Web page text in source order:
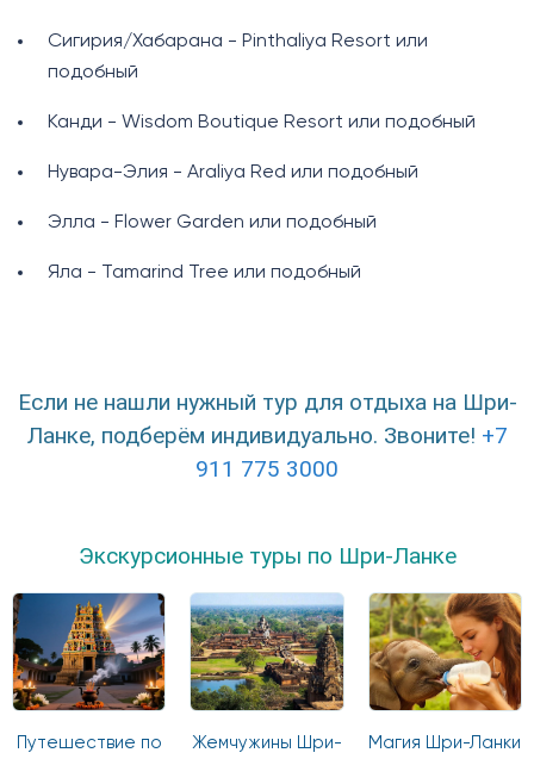
Сигирия/Хабарана - Pinthaliya Resort или
подобный
Канди - Wisdom Boutique Resort или подобный
Нувара-Элия - Araliya Red или подобный
Элла - Flower Garden или подобный
Яла - Tamarind Tree или подобный
Если не нашли нужный тур для отдыха на Шри-
Ланке, подберём индивидуально. Звоните! +7
911 775 3000
Экскурсионные туры по Шри-Ланке
Путешествие по
Жемчужины Шри-
Магия Шри-Ланки